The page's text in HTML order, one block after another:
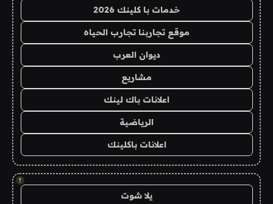
خدمات با كلينك 2026
موقع تجاربنا تجارب الحياه
ديوان العرب
مشاريع
اعلانات باك لينك
الرياضية
اعلانات باكلينك
!
يلا شوت